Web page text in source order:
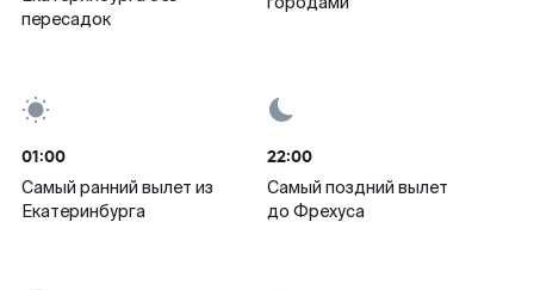
пересадок
01:00
Самый ранний вылет из
Екатеринбурга
22:00
Самый поздний вылет
до Фрехуса